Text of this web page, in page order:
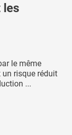
les
le même
un risque réduit
...